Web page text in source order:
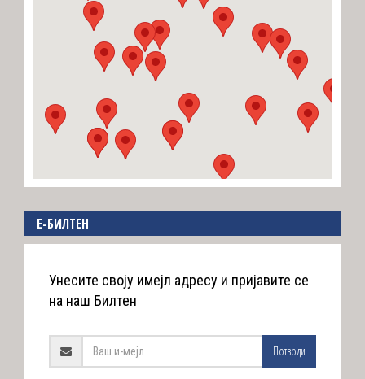
E-БИЛТЕН
Унесите своју имејл адресу и пријавите се
на наш Билтен
Потврди